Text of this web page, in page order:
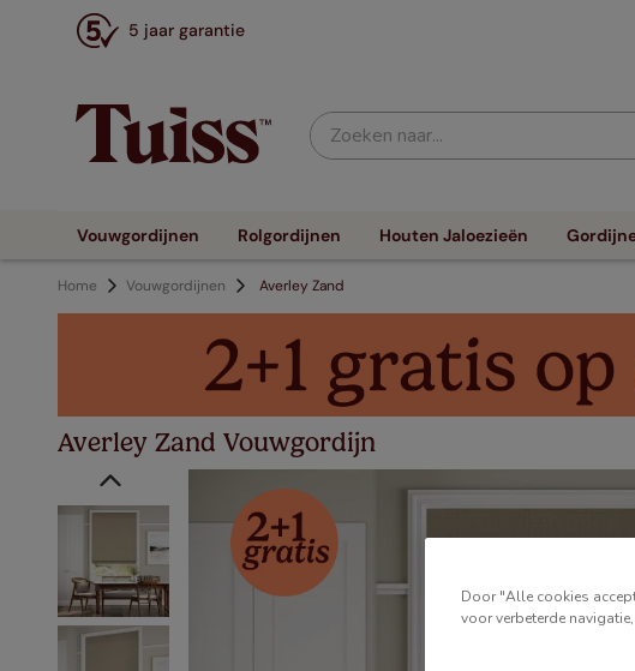
5 jaar garantie
Zoeken naar...
Vouwgordijnen Rolgordijnen Houten Jaloezieën
Home Vouwgordijnen Averley Zand
Averley Zand Vouwgordijn
Door "Alle cookies
voor verbeterde